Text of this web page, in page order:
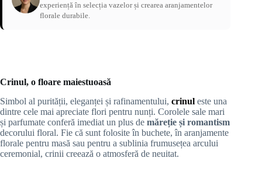
experiență în selecția vazelor și crearea aranjamentelor
florale durabile.
Crinul, o floare maiestuoasă
Simbol al purității, eleganței și rafinamentului, crinul este una
dintre cele mai apreciate flori pentru nunți. Corolele sale mari
și parfumate conferă imediat un plus de măreție și romantism
decorului floral. Fie că sunt folosite în buchete, în aranjamente
florale pentru masă sau pentru a sublinia frumusețea arcului
ceremonial, crinii creează o atmosferă de neuitat.